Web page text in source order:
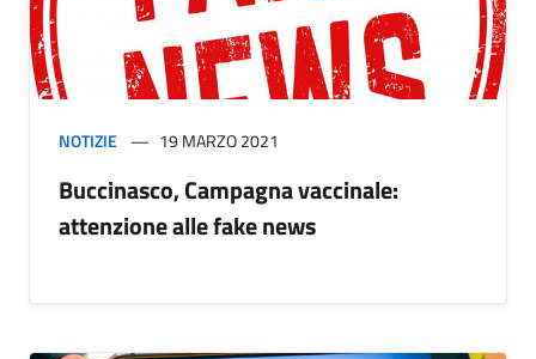
NOTIZIE 19 MARZO 2021
Buccinasco, Campagna vaccinale:
attenzione alle fake news